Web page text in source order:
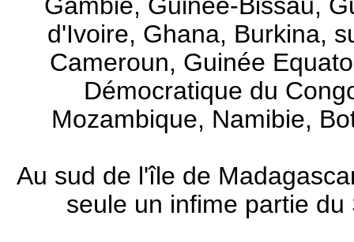
d'Ivoire, Ghana, Burkina,
Cameroun, Guinée
Démocratique du
Mozambique, Namibie,
Au sud de l'île de
seule un infime partie